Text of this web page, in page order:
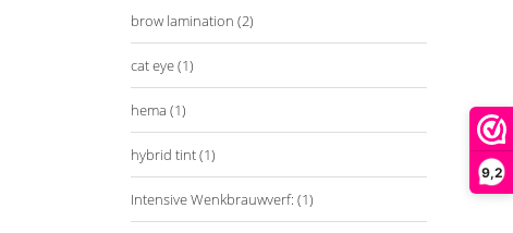
9,2
brow lamination (2)
cat eye(1)
hema (1)
hybrid tint(1)
Intensive Wenkbrauwverf: (1)